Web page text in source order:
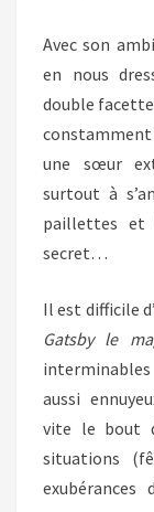
Avec son
en nous
double
constamment
une sœur
surtout à
paillettes et
secret…
Il est difficile
Gatsby le
aussi
vite le bout
situations
exubérances